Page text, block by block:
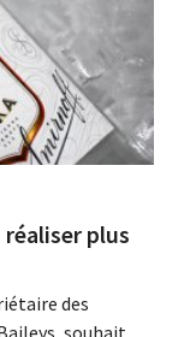
plus
des
souhaite,